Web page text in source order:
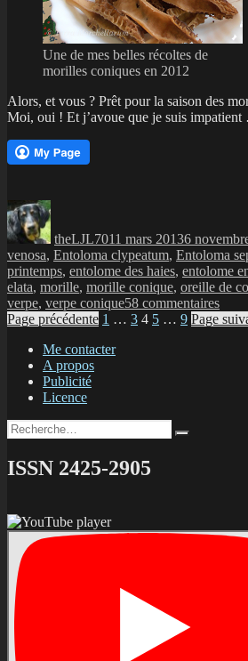
Une de mes belles récoltes de
morilles coniques en 2012
Alors, et vous ? Prêt pour la saison des
Moi, oui ! Et j’avoue que je suis
Auteur
theLJL7011 mars 20136
venosa, Entoloma clypeatum, Entoloma
printemps, entolome des haies, entolome
elata, morille, morille conique, oreille de
verpe, verpe conique58 commentairessur
Navigation
des
articles
Page précédente Page
1 … Page
3 Page
4 Page
5 … Page
9 Page
Me contacter
A propos
Publicité
Licence
Recherche
pour :
ISSN 2425-2905